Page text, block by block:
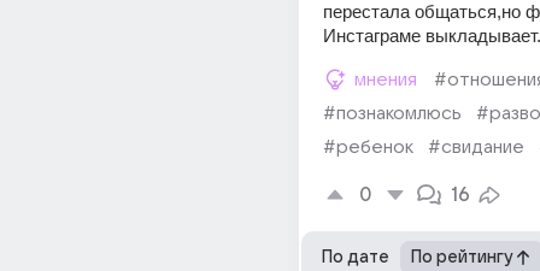
перестала общаться,но
Инстаграме выкладывает.
мнения
#познакомлюсь
#ребенок
#свидание
0 16
По дате По рейтингу